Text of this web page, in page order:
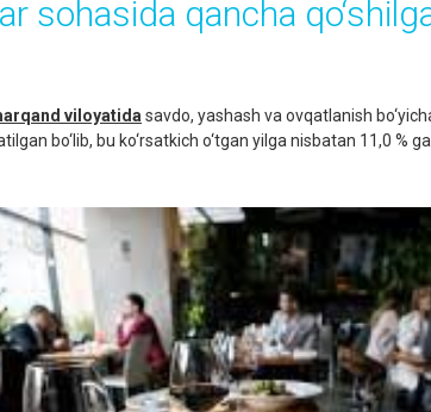
sohasida qancha
viloyatida savdo, yashash va ovqatlanish
bo‘lib, bu ko‘rsatkich o‘tgan yilga nisbatan 11,0 %